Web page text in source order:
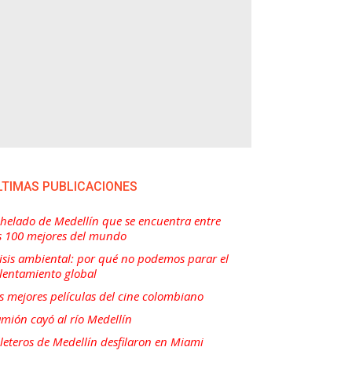
PUBLICACIONES
de Medellín que se encuentra entre
100 mejores del mundo
ambiental: por qué no podemos parar el
global
mejores películas del cine colombiano
cayó al río Medellín
de Medellín desfilaron en Miami